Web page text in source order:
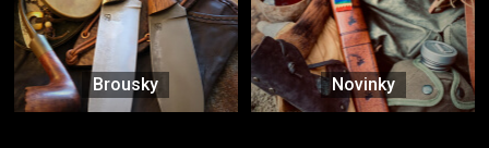
Brousky Novinky